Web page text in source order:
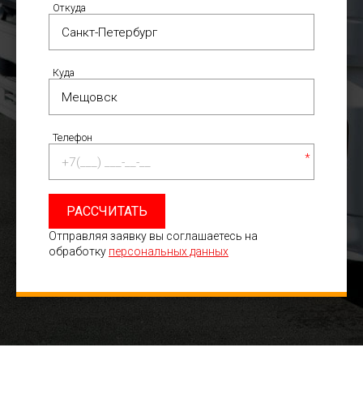
Откуда
Куда
Телефон
*
РАССЧИТАТЬ
Отправляя заявку вы соглашаетесь на
обработку персональных данных